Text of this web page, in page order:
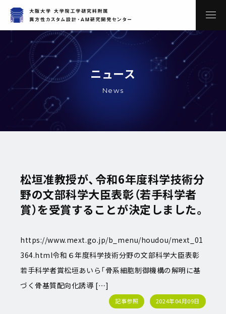
ニュース
News
松垣准教授が、令和6年度科学技術分
野の文部科学大臣表彰（若手科学者
賞）を受賞することが決定しました。
https://www.mext.go.jp/b_menu/houdou/mext_01
364.html令和６年度科学技術分野の文部科学大臣表彰
若手科学者賞松垣あいら「骨系細胞制御機構の解明に基
づく骨基質配向化誘導 […]
記事参照 2024年04月09日